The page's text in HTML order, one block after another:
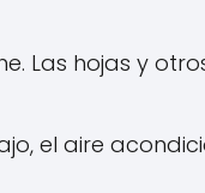
Las hojas y
el aire